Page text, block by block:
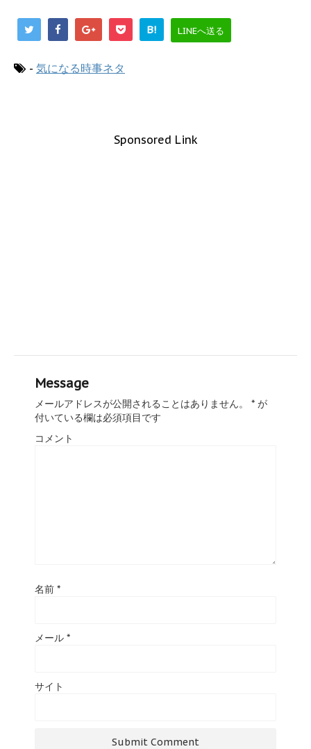
B! LINEへ送る
- 気になる時事ネタ
Sponsored Link
Message
メールアドレスが公開されることはありません。 * が
付いている欄は必須項目です
コメント
名前 *
メール *
サイト